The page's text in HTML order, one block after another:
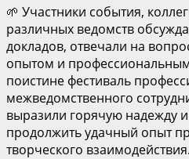
🌱 Участники события,
различных ведомств
докладов, отвечали на
опытом и
поистине фестиваль
межведомственного
выразили горячую надежду
продолжить удачный опыт
творческого взаимодействия.